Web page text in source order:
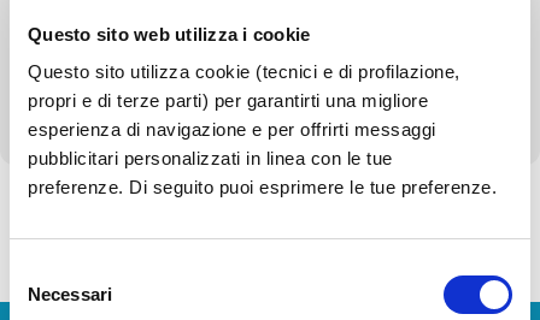
Questo sito web utilizza i cookie
Questo sito utilizza cookie (tecnici e di profilazione,
propri e di terze parti) per garantirti una migliore
esperienza di navigazione e per offrirti messaggi
pubblicitari personalizzati in linea con le tue
preferenze. Di seguito puoi esprimere le tue preferenze.
delNecessari
Servizi erogati
Altri contenuti - Corruzione